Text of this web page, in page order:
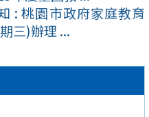
: 桃園市政府家庭教育
三)辦理 ...